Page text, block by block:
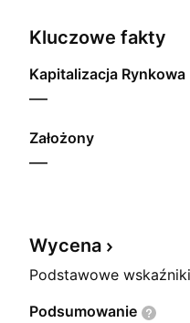
Kluczowe fakty
Kapitalizacja Rynkowa
—
Założony
—
Wycena
Podstawowe
Podsumowanie